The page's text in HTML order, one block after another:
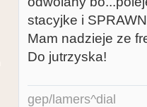
stacyjke i
Mam nadzieje ze
Do jutrzyska!
gep/lamers^dial